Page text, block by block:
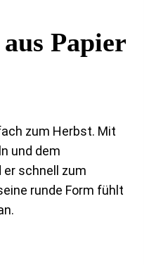
Papier
zum Herbst. Mit
und dem
schnell zum
runde Form fühlt